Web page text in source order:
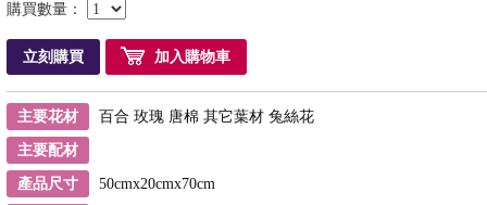
購買數量：
立刻購買 加入購物車
主要花材 百合 玫瑰 唐棉 其它葉材 兔絲花
主要配材
產品尺寸 50cmx20cmx70cm